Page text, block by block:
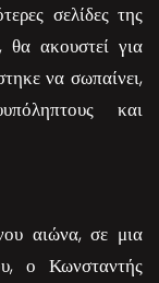
σελίδες της
θα ακουστεί για
να σωπαίνει,
και
αιώνα, σε μια
ο Κωνσταντής